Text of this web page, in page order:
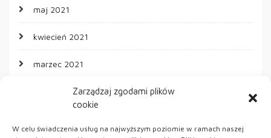
Zarządzaj zgodami plików
cookie
W celu świadczenia usług na najwyższym poziomie w ramach naszej
maj 2021
kwiecień 2021
marzec 2021